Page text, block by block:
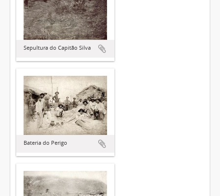
Sepultura do Capitão Silva
Bateria do Perigo